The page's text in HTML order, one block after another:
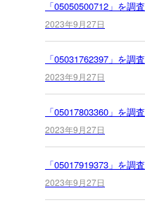
「05050500712」を調査
2023年9月27日
「05031762397」を調査
2023年9月27日
「05017803360」を調査
2023年9月27日
「05017919373」を調査
2023年9月27日